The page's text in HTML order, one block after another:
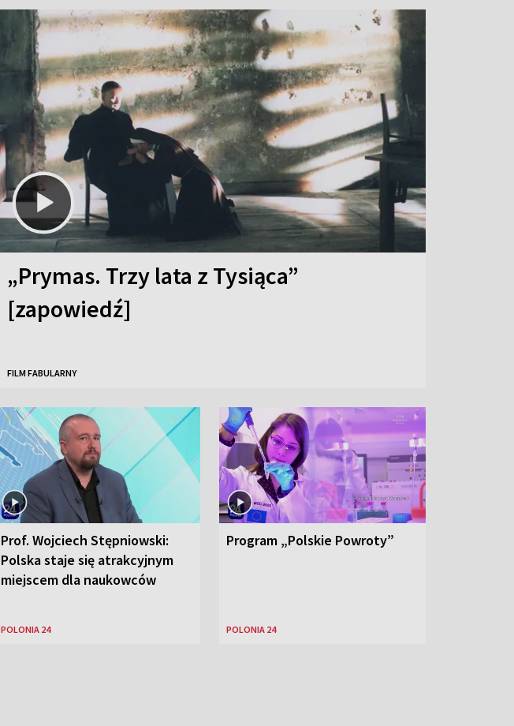
„Prymas. Trzy lata z Tysiąca”
[zapowiedź]
FILM FABULARNY
Prof. Wojciech Stępniowski:
Polska staje się atrakcyjnym
miejscem dla naukowców
POLONIA 24
Program „Polskie Powroty”
POLONIA 24